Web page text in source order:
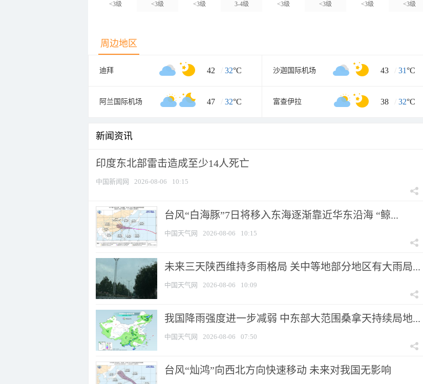
<3级 <3级 <3级 3-4级 <3级 <3级 <3级 <3级
周边地区
迪拜 42 / 32°C 沙迦国际机场 43 / 31°C
阿兰国际机场 47 / 32°C 富查伊拉 38 / 32°C
新闻资讯
印度东北部雷击造成至少14人死亡
中国新闻网 2026-08-06 10:15
台风“白海豚”7日将移入东海逐渐靠近华东沿海 “鲸...
中国天气网 2026-08-06 10:15
未来三天陕西维持多雨格局 关中等地部分地区有大雨局...
中国天气网 2026-08-06 10:09
我国降雨强度进一步减弱 中东部大范围桑拿天持续局地...
中国天气网 2026-08-06 07:50
台风“灿鸿”向西北方向快速移动 未来对我国无影响